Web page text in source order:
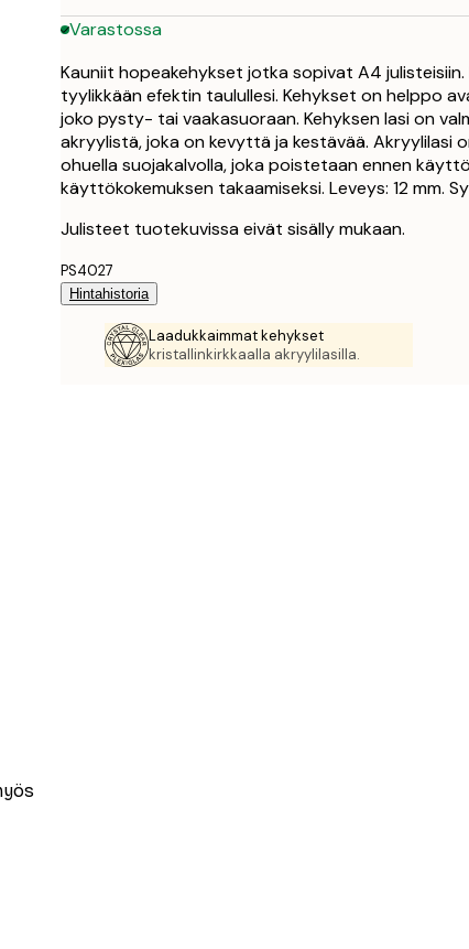
Varastossa
Kauniit hopeakehykset jotka sopivat A4
tyylikkään efektin taulullesi. Kehykset on helppo
joko pysty- tai vaakasuoraan. Kehyksen lasi on
akryylistä, joka on kevyttä ja kestävää. Akryylilasi
ohuella suojakalvolla, joka poistetaan ennen
käyttökokemuksen takaamiseksi. Leveys: 12 mm.
Julisteet tuotekuvissa eivät sisälly mukaan.
PS4027
Hintahistoria
Laadukkaimmat kehykset
kristallinkirkkaalla akryylilasilla.